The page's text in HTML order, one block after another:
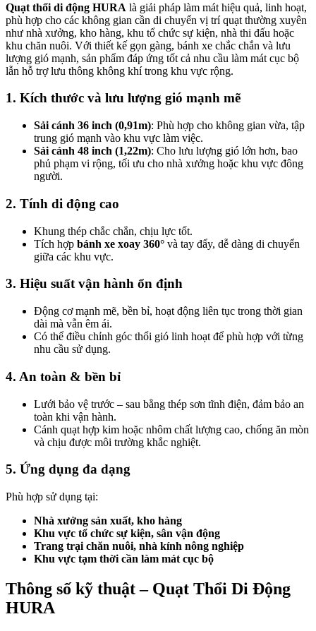
Quạt thổi di động HURA là giải pháp làm mát hiệu quả, linh hoạt,
phù hợp cho các không gian cần di chuyển vị trí quạt thường xuyên
như nhà xưởng, kho hàng, khu tổ chức sự kiện, nhà thi đấu hoặc
khu chăn nuôi. Với thiết kế gọn gàng, bánh xe chắc chắn và lưu
lượng gió mạnh, sản phẩm đáp ứng tốt cả nhu cầu làm mát cục bộ
lẫn hỗ trợ lưu thông không khí trong khu vực rộng.
1. Kích thước và lưu lượng gió mạnh mẽ
Sải cánh 36 inch (0,91m): Phù hợp cho không gian vừa, tập
trung gió mạnh vào khu vực làm việc.
Sải cánh 48 inch (1,22m): Cho lưu lượng gió lớn hơn, bao
phủ phạm vi rộng, tối ưu cho nhà xưởng hoặc khu vực đông
người.
2. Tính di động cao
Khung thép chắc chắn, chịu lực tốt.
Tích hợp bánh xe xoay 360° và tay đẩy, dễ dàng di chuyển
giữa các khu vực.
3. Hiệu suất vận hành ổn định
Động cơ mạnh mẽ, bền bỉ, hoạt động liên tục trong thời gian
dài mà vẫn êm ái.
Có thể điều chỉnh góc thổi gió linh hoạt để phù hợp với từng
nhu cầu sử dụng.
4. An toàn & bền bỉ
Lưới bảo vệ trước – sau bằng thép sơn tĩnh điện, đảm bảo an
toàn khi vận hành.
Cánh quạt hợp kim hoặc nhôm chất lượng cao, chống ăn mòn
và chịu được môi trường khắc nghiệt.
5. Ứng dụng đa dạng
Phù hợp sử dụng tại:
Nhà xưởng sản xuất, kho hàng
Khu vực tổ chức sự kiện, sân vận động
Trang trại chăn nuôi, nhà kính nông nghiệp
Khu vực tạm thời cần làm mát cục bộ
Thông số kỹ thuật – Quạt Thổi Di Động
HURA